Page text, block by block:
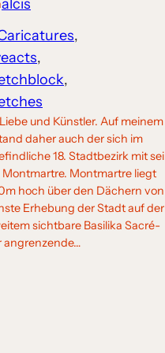
alcis
und Künstler. Auf mei­nem
daher auch der sich im
18. Stadtbezirk mit
Montmartre liegt
hoch über den Dächern von
Erhebung der Stadt auf der
sicht­ba­re Basilika Sacré-